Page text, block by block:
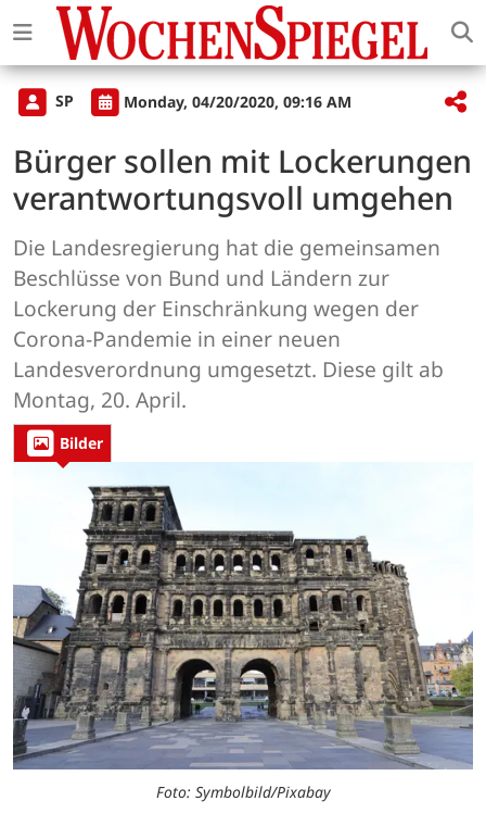
SP Monday, 04/20/2020, 09:16 AM
Bürger sollen mit Lockerungen
verantwortungsvoll umgehen
Die Landesregierung hat die gemeinsamen
Beschlüsse von Bund und Ländern zur
Lockerung der Einschränkung wegen der
Corona-Pandemie in einer neuen
Landesverordnung umgesetzt. Diese gilt ab
Montag, 20. April.
Bilder
Foto: Symbolbild/Pixabay